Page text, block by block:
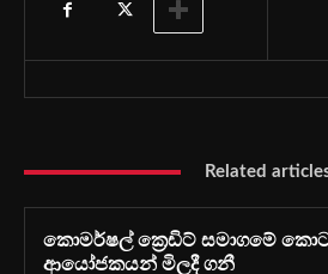
Related
කොමර්ෂල් ක්‍රෙඩිට් සමාගමේ
ආයෝජකයන් මිලදී ගනී